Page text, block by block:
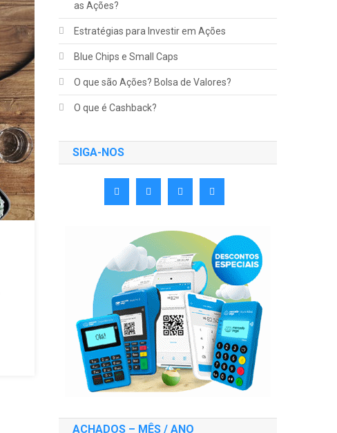
as Ações?
Estratégias para Investir em Ações
Blue Chips e Small Caps
O que são Ações? Bolsa de Valores?
O que é Cashback?
SIGA-NOS
ACHADOS – MÊS / ANO